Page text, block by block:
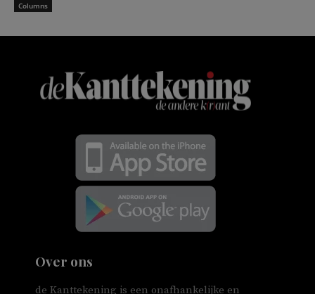
Columns
Over ons
de Kanttekening is een onafhankelijke en